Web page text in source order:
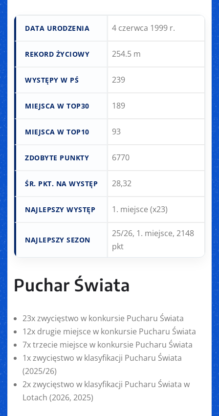
DATA URODZENIA 4 czerwca 1999 r.
REKORD ŻYCIOWY 254.5 m
WYSTĘPY W PŚ 239
MIEJSCA W TOP30 189
MIEJSCA W TOP10 93
ZDOBYTE PUNKTY 6770
ŚR. PKT. NA WYSTĘP 28,32
NAJLEPSZY WYSTĘP 1. miejsce (x23)
NAJLEPSZY SEZON
25/26, 1. miejsce, 2148
pkt
Puchar Świata
23x zwycięstwo w konkursie Pucharu Świata
12x drugie miejsce w konkursie Pucharu Świata
7x trzecie miejsce w konkursie Pucharu Świata
1x zwycięstwo w klasyfikacji Pucharu Świata
(2025/26)
2x zwycięstwo w klasyfikacji Pucharu Świata w
Lotach (2026, 2025)